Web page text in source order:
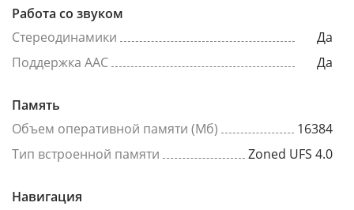
Работа со звуком
Стереодинамики
Да
Поддержка AAC
Да
Память
Объем оперативной памяти (Мб)
16384
Тип встроенной памяти
Zoned UFS 4.0
Навигация